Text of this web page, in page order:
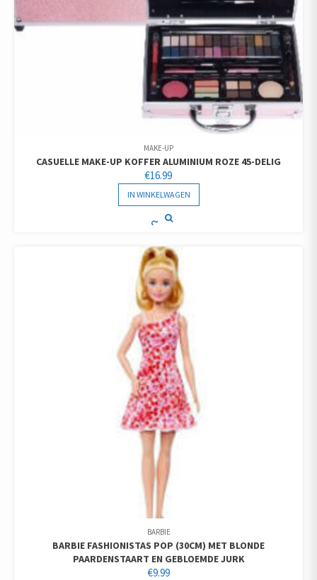
MAKE-UP
CASUELLE MAKE-UP KOFFER ALUMINIUM ROZE 45-DELIG
€16.99
IN WINKELWAGEN
BARBIE
BARBIE FASHIONISTAS POP (30CM) MET BLONDE
PAARDENSTAART EN GEBLOEMDE JURK
€9.99